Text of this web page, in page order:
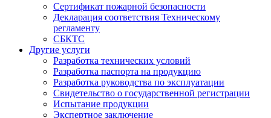
Сертификат пожарной безопасности
Декларация соответствия Техническому
регламенту
СБКТС
Другие услуги
Разработка технических условий
Разработка паспорта на продукцию
Разработка руководства по эксплуатации
Свидетельство о государственной регистрации
Испытание продукции
Экспертное заключение